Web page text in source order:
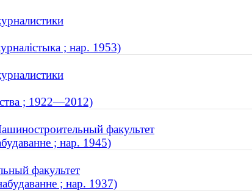
; нар. 1953)
; 1922—2012)
факультет
; нар. 1945)
факультет
; нар. 1937)